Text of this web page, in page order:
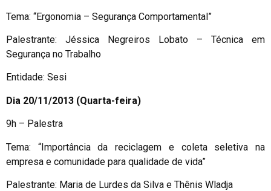
Tema: “Ergonomia – Segurança Comportamental”
Palestrante: Jéssica Negreiros Lobato – Técnica em
Segurança no Trabalho
Entidade: Sesi
Dia 20/11/2013 (Quarta-feira)
9h – Palestra
Tema: “Importância da reciclagem e coleta seletiva na
empresa e comunidade para qualidade de vida”
Palestrante: Maria de Lurdes da Silva e Thênis Wladja